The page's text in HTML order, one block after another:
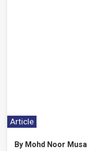
Article
By Mohd Noor Musa